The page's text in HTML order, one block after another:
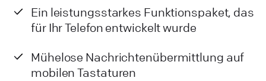
Ein leistungsstarkes Funktionspaket, das
für Ihr Telefon entwickelt wurde
Mühelose Nachrichtenübermittlung auf
mobilen Tastaturen